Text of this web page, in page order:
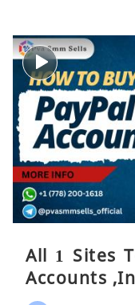
All 1 Sites
Accounts